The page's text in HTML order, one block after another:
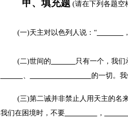
甲、填充题 (请在下列各题空
(一)天主对以色列人说：“ ，
(二)世间的 只有一个，我们
的一切。
(三)第二诫并非禁止人用天主的名
我们在困境时，不要
，